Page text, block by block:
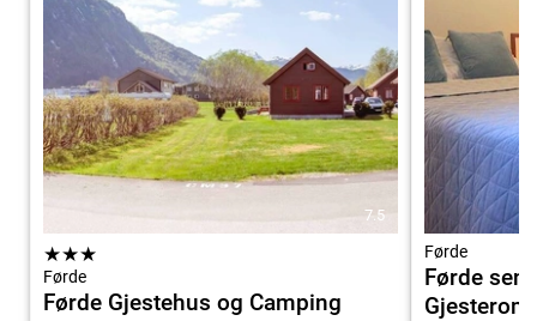
7.5
★★★
Førde
Førde Gjestehus og Camping
Førde
Førde
Gjesterom